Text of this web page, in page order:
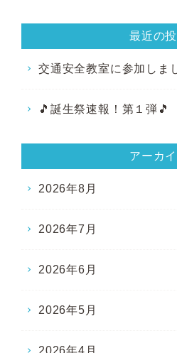
最近の
交通安全教室に参加しま
🎵誕生祭速報！第１弾🎵
アーカ
2026年8月
2026年7月
2026年6月
2026年5月